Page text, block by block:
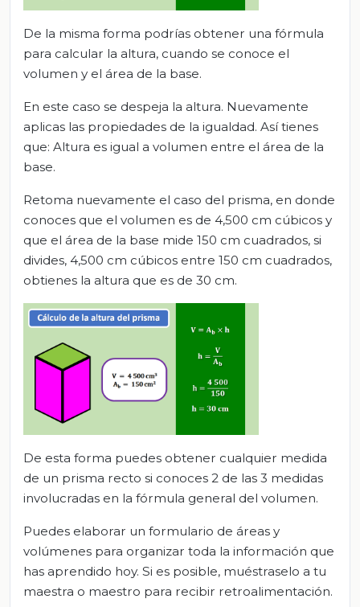
De la misma forma podrías obtener una fórmula
para calcular la altura, cuando se conoce el
volumen y el área de la base.
En este caso se despeja la altura. Nuevamente
aplicas las propiedades de la igualdad. Así tienes
que: Altura es igual a volumen entre el área de la
base.
Retoma nuevamente el caso del prisma, en donde
conoces que el volumen es de 4,500 cm cúbicos y
que el área de la base mide 150 cm cuadrados, si
divides, 4,500 cm cúbicos entre 150 cm cuadrados,
obtienes la altura que es de 30 cm.
De esta forma puedes obtener cualquier medida
de un prisma recto si conoces 2 de las 3 medidas
involucradas en la fórmula general del volumen.
Puedes elaborar un formulario de áreas y
volúmenes para organizar toda la información que
has aprendido hoy. Si es posible, muéstraselo a tu
maestra o maestro para recibir retroalimentación.